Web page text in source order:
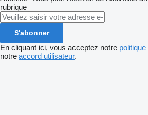
rubrique
S'abonner
En cliquant ici, vous acceptez notre
notre accord utilisateur.